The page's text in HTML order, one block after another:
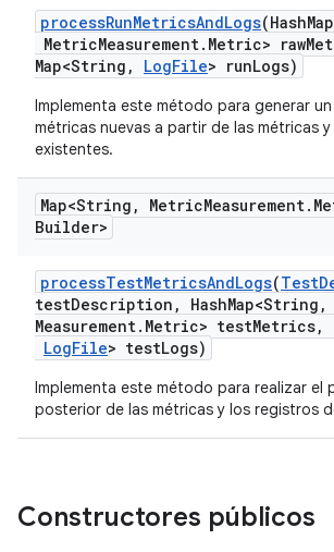
processRunMetricsAndLogs(Hash
MetricMeasurement. Metric> raw
Map<String , LogFile> runLogs)
Implementa este método para generar
métricas nuevas a partir de las métricas
existentes.
Map<String , MetricMeasurement.
Builder>
processTestMetricsAndLogs(Test
testDescription , HashMap<String ,
Measurement. Metric> testMetrics,
LogFile> testLogs)
Implementa este método para realizar el
posterior de las métricas y los registros
Constructores públicos